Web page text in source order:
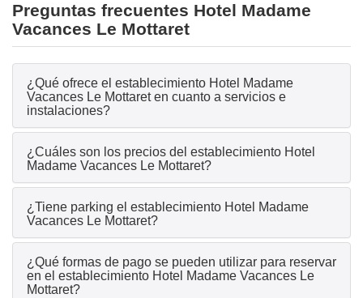
Preguntas frecuentes Hotel Madame
Vacances Le Mottaret
¿Qué ofrece el establecimiento Hotel Madame
Vacances Le Mottaret en cuanto a servicios e
instalaciones?
¿Cuáles son los precios del establecimiento Hotel
Madame Vacances Le Mottaret?
¿Tiene parking el establecimiento Hotel Madame
Vacances Le Mottaret?
¿Qué formas de pago se pueden utilizar para reservar
en el establecimiento Hotel Madame Vacances Le
Mottaret?